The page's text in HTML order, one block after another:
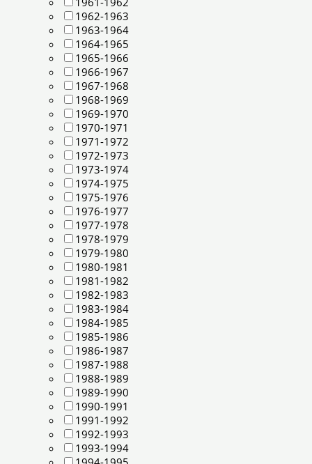
1962-1963
1963-1964
1964-1965
1965-1966
1966-1967
1967-1968
1968-1969
1969-1970
1970-1971
1971-1972
1972-1973
1973-1974
1974-1975
1975-1976
1976-1977
1977-1978
1978-1979
1979-1980
1980-1981
1981-1982
1982-1983
1983-1984
1984-1985
1985-1986
1986-1987
1987-1988
1988-1989
1989-1990
1990-1991
1991-1992
1992-1993
1993-1994